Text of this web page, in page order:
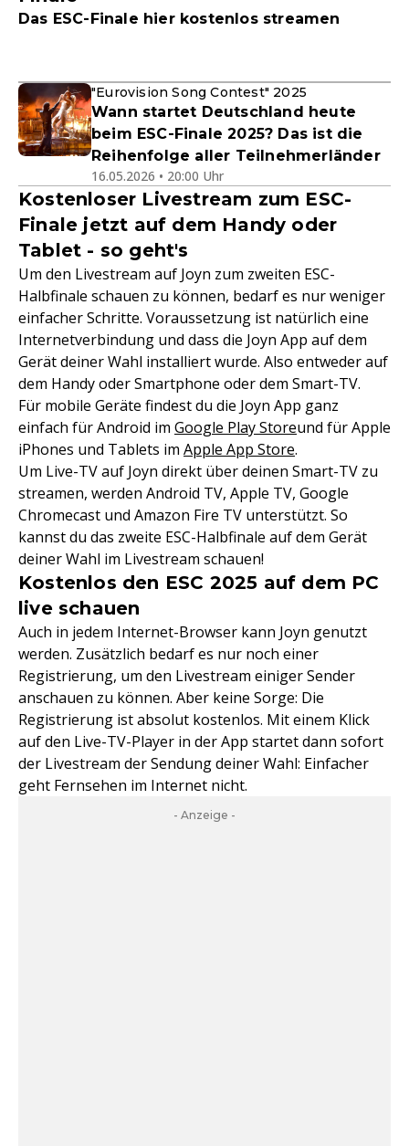
Das ESC-Finale hier kostenlos streamen
"Eurovision Song Contest" 2025
Wann startet Deutschland heute
beim ESC-Finale 2025? Das ist die
Reihenfolge aller Teilnehmerländer
16.05.2026 • 20:00 Uhr
Kostenloser Livestream zum ESC-
Finale jetzt auf dem Handy oder
Tablet - so geht's
Um den Livestream auf Joyn zum zweiten ESC-
Halbfinale schauen zu können, bedarf es nur weniger
einfacher Schritte. Voraussetzung ist natürlich eine
Internetverbindung und dass die Joyn App auf dem
Gerät deiner Wahl installiert wurde. Also entweder auf
dem Handy oder Smartphone oder dem Smart-TV.
Für mobile Geräte findest du die Joyn App ganz
einfach für Android im Google Play Storeund für Apple
iPhones und Tablets im Apple App Store.
Um Live-TV auf Joyn direkt über deinen Smart-TV zu
streamen, werden Android TV, Apple TV, Google
Chromecast und Amazon Fire TV unterstützt. So
kannst du das zweite ESC-Halbfinale auf dem Gerät
deiner Wahl im Livestream schauen!
Kostenlos den ESC 2025 auf dem PC
live schauen
Auch in jedem Internet-Browser kann Joyn genutzt
werden. Zusätzlich bedarf es nur noch einer
Registrierung, um den Livestream einiger Sender
anschauen zu können. Aber keine Sorge: Die
Registrierung ist absolut kostenlos. Mit einem Klick
auf den Live-TV-Player in der App startet dann sofort
der Livestream der Sendung deiner Wahl: Einfacher
geht Fernsehen im Internet nicht.
- Anzeige -